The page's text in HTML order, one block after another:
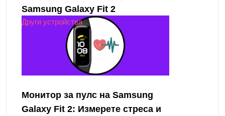
Samsung Galaxy Fit 2
Други устройства
Монитор за пулс на Samsung
Galaxy Fit 2: Измерете стреса и